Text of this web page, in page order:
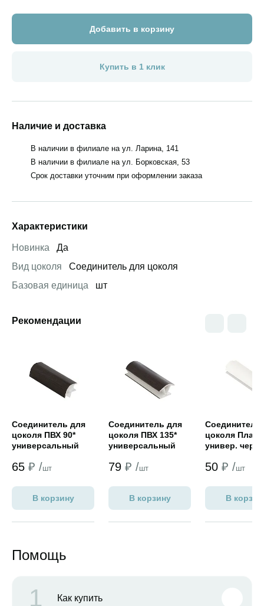
Добавить в корзину
Купить в 1 клик
Наличие и доставка
В наличии в филиале на ул. Ларина, 141
В наличии в филиале на ул. Борковская, 53
Срок доставки уточним при оформлении заказа
Характеристики
Новинка
Да
Вид цоколя
Соединитель для цоколя
Базовая единица
шт
Рекомендации
Соединитель для
цоколя ПВХ 90*
универсальный
новый
65 ₽ /шт
В корзину
Соединитель для
цоколя ПВХ 135*
универсальный
новый
79 ₽ /шт
В корзину
Соединитель
цоколя
универ.
50 ₽ /шт
В
Помощь
1 Как купить